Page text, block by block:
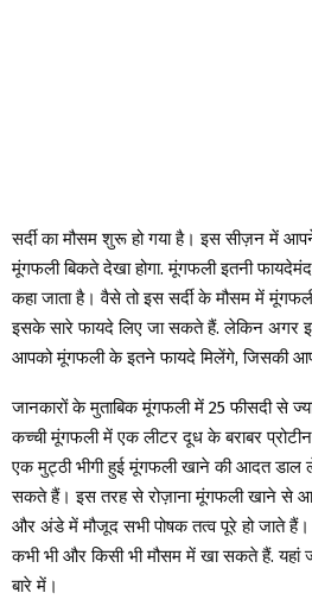
सर्दी का मौसम शुरू हो गया है। इस सीज़न में
मूंगफली बिकते देखा होगा. मूंगफली इतनी फायदेमंद
कहा जाता है। वैसे तो इस सर्दी के मौसम में
इसके सारे फायदे लिए जा सकते हैं. लेकिन अगर
आपको मूंगफली के इतने फायदे मिलेंगे, जिसकी
जानकारों के मुताबिक मूंगफली में 25 फीसदी से
कच्ची मूंगफली में एक लीटर दूध के बराबर
एक मुट्ठी भीगी हुई मूंगफली खाने की आदत डाल
सकते हैं। इस तरह से रोज़ाना मूंगफली खाने से
और अंडे में मौजूद सभी पोषक तत्व पूरे हो जाते
कभी भी और किसी भी मौसम में खा सकते हैं. यहां
बारे में।